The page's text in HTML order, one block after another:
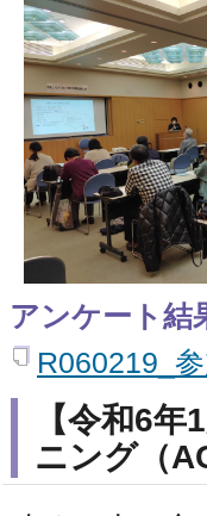
アンケート結
R060219_
【令和6
ニング（